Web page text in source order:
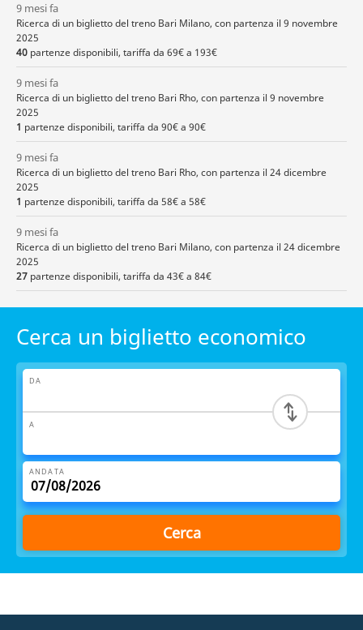
9 mesi fa
Ricerca di un biglietto del treno Bari Milano, con partenza il 9 novembre
2025
40 partenze disponibili, tariffa da 69€ a 193€
9 mesi fa
Ricerca di un biglietto del treno Bari Rho, con partenza il 9 novembre
2025
1 partenze disponibili, tariffa da 90€ a 90€
9 mesi fa
Ricerca di un biglietto del treno Bari Rho, con partenza il 24 dicembre
2025
1 partenze disponibili, tariffa da 58€ a 58€
9 mesi fa
Ricerca di un biglietto del treno Bari Milano, con partenza il 24 dicembre
2025
27 partenze disponibili, tariffa da 43€ a 84€
Cerca un biglietto economico
DA
A
ANDATA
Cerca